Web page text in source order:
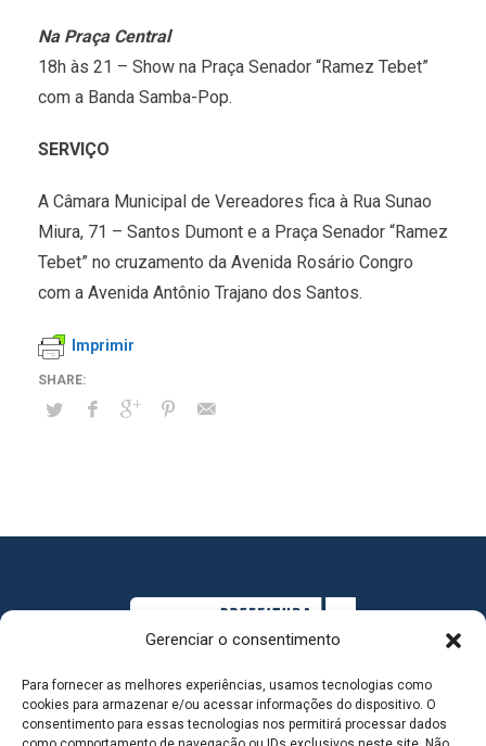
Gerenciar o consentimento
Para fornecer as melhores experiências, usamos tecnologias como
cookies para armazenar e/ou acessar informações do dispositivo. O
consentimento para essas tecnologias nos permitirá processar dados
Na Praça Central
18h às 21 – Show na Praça Senador “Ramez Tebet”
com a Banda Samba-Pop.
SERVIÇO
A Câmara Municipal de Vereadores fica à Rua Sunao
Miura, 71 – Santos Dumont e a Praça Senador “Ramez
Tebet” no cruzamento da Avenida Rosário Congro
com a Avenida Antônio Trajano dos Santos.
Imprimir